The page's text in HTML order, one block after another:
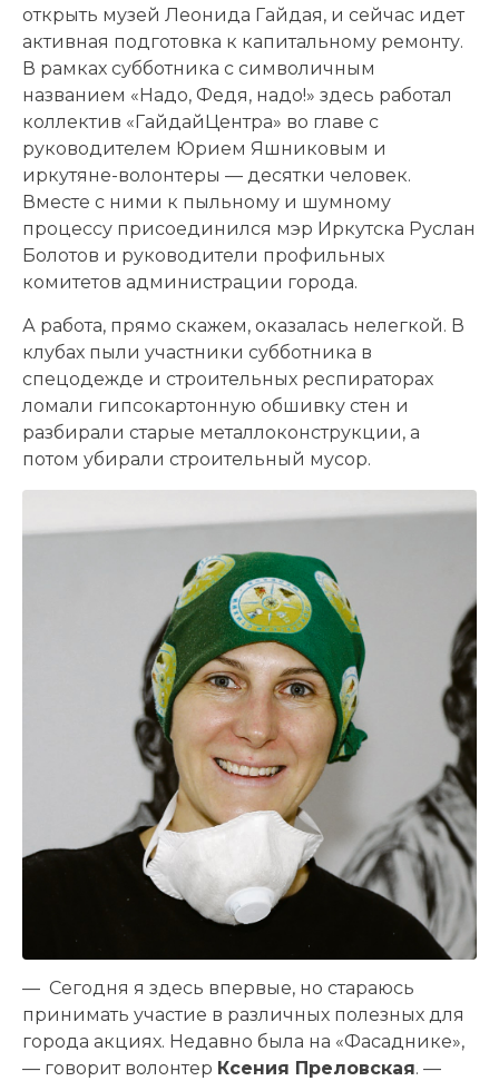
открыть музей Леонида Гайдая, и сейчас идет
активная подготовка к капитальному ремонту.
В рамках субботника с символичным
названием «Надо, Федя, надо!» здесь работал
коллектив «ГайдайЦентра» во главе с
руководителем Юрием Яшниковым и
иркутяне-волонтеры — десятки человек.
Вместе с ними к пыльному и шумному
процессу присоединился мэр Иркутска Руслан
Болотов и руководители профильных
комитетов администрации города.
А работа, прямо скажем, оказалась нелегкой. В
клубах пыли участники субботника в
спецодежде и строительных респираторах
ломали гипсокартонную обшивку стен и
разбирали старые металлоконструкции, а
потом убирали строительный мусор.
— Сегодня я здесь впервые, но стараюсь
принимать участие в различных полезных для
города акциях. Недавно была на «Фасаднике»,
— говорит волонтер Ксения Преловская. —